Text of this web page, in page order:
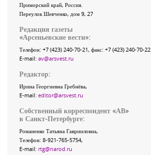
Приморский край, Россия
Переулок Шевченко, дом 9, 27
Редакция газеты
«Арсеньевские вести»:
Телефон: +7 (423) 240-70-21, факс: +7 (423) 240-70-22
E-mail: av@arsvest.ru
Редактор:
Ирина Георгиевна Гребнёва,
E-mail: editor@arsvest.ru
Собственный корреспондент «АВ»
в Санкт-Петербурге:
Романенко Татьяна Гаврииловна,
Телефон: 8-921-765-5754,
E-mail: rtg@narod.ru